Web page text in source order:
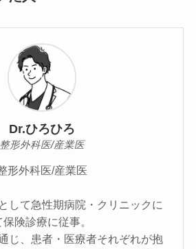
Dr.ひろひろ
整形外科医/産業医
形外科医/産業医
して急性期病院・クリニックに
保険診療に従事。
じ、患者・医療者それぞれが抱